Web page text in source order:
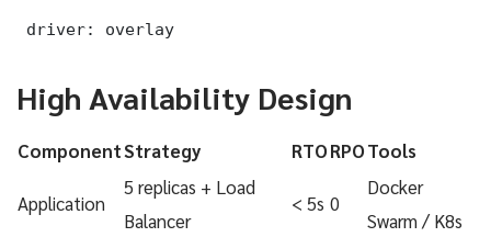
driver: overlay
High Availability Design
ComponentStrategy RTORPOTools
Application
5 replicas + Load
Balancer
< 5s 0
Docker
Swarm / K8s